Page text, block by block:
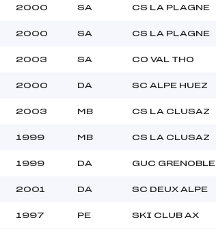
2000 SA CS LA PLAGNE
2000 SA CS LA PLAGNE
2003 SA CO VAL THO
2000 DA SC ALPE HUEZ
2003 MB CS LA CLUSAZ
1999 MB CS LA CLUSAZ
1999 DA GUC GRENOBLE
2001 DA SC DEUX ALPE
1997 PE SKI CLUB AX